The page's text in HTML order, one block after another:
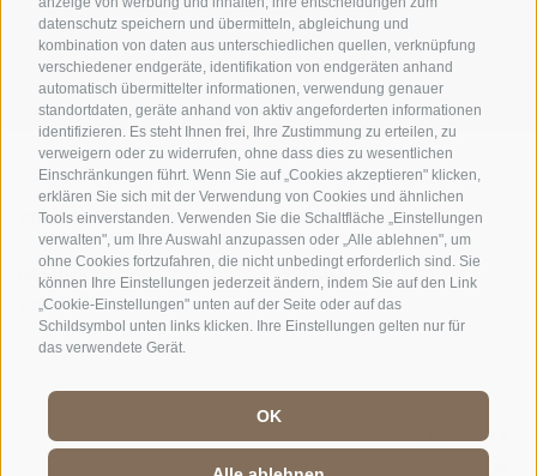
datenschutz speichern und übermitteln, abgleichung und
kombination von daten aus unterschiedlichen quellen, verknüpfung
verschiedener endgeräte, identifikation von endgeräten anhand
automatisch übermittelter informationen, verwendung genauer
standortdaten, geräte anhand von aktiv angeforderten informationen
identifizieren. Es steht Ihnen frei, Ihre Zustimmung zu erteilen, zu
verweigern oder zu widerrufen, ohne dass dies zu wesentlichen
Einschränkungen führt. Wenn Sie auf „Cookies akzeptieren" klicken,
erklären Sie sich mit der Verwendung von Cookies und ähnlichen
Tools einverstanden. Verwenden Sie die Schaltfläche „Einstellungen
verwalten", um Ihre Auswahl anzupassen oder „Alle ablehnen", um
ohne Cookies fortzufahren, die nicht unbedingt erforderlich sind. Sie
können Ihre Einstellungen jederzeit ändern, indem Sie auf den Link
„Cookie-Einstellungen" unten auf der Seite oder auf das
Schildsymbol unten links klicken. Ihre Einstellungen gelten nur für
das verwendete Gerät.
OK
SOCIAL-MEDIA-RICHTLINIEN | IMPRESSUM | SITEMAP | COOKIE-RICHTLINIE
PRIVACY | Cookie Präferenzen
KONTAKTE BESUCHERZENTREN
GEFÜHRTE
NATURERLEBNISSE
SCHULEN